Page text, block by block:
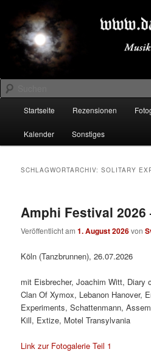
primären
Inhalt
springen
sekundären
Inhalt
springenDARK-
Suchen
Startseite Rezensionen
Kalender Sonstiges
SCHLAGWORTARCHIV:SOLITARY
Amphi Festival 2026
Veröffentlicht am1. August 2026von
Köln (Tanzbrunnen), 26.07.2026
mit Eisbrecher, Joachim Witt, Diary
Clan Of Xymox, Lebanon Hanover,
Experiments, Schattenmann,
Kill, Extize, Motel Transylvania
Link zur Fotogalerie Teil 1